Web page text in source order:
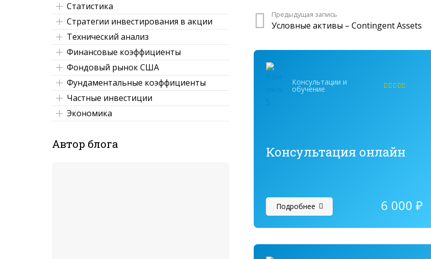
Статистика
Стратегии инвестирования в акции
Технический анализ
Финансовые коэффициенты
Фондовый рынок США
Фундаментальные коэффициенты
Частные инвестиции
Экономика
Автор блога
Предыдущая запись
Условные активы – Contingent Assets
Консультации и
обучение
Консультация онлайн
Подробнее 6 000 ₽